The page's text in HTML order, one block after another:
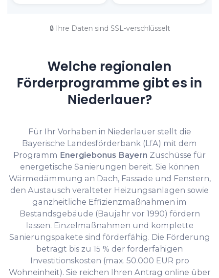
🔒 Ihre Daten sind SSL-verschlüsselt
Welche regionalen
Förderprogramme gibt es in
Niederlauer?
Für Ihr Vorhaben in Niederlauer stellt die
Bayerische Landesförderbank (LfA) mit dem
Programm Energiebonus Bayern Zuschüsse für
energetische Sanierungen bereit. Sie können
Wärmedämmung an Dach, Fassade und Fenstern,
den Austausch veralteter Heizungsanlagen sowie
ganzheitliche Effizienzmaßnahmen im
Bestandsgebäude (Baujahr vor 1990) fördern
lassen. Einzelmaßnahmen und komplette
Sanierungspakete sind förderfähig. Die Förderung
beträgt bis zu 15 % der förderfähigen
Investitionskosten (max. 50.000 EUR pro
Wohneinheit). Sie reichen Ihren Antrag online über